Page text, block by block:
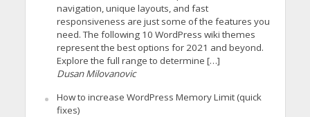
navigation, unique layouts, and fast
responsiveness are just some of the features you
need. The following 10 WordPress wiki themes
represent the best options for 2021 and beyond.
Explore the full range to determine […]
Dusan Milovanovic
How to increase WordPress Memory Limit (quick
fixes)